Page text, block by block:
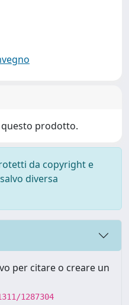
questo prodotto.
da copyright e
diversa
per citare o creare un
1287304